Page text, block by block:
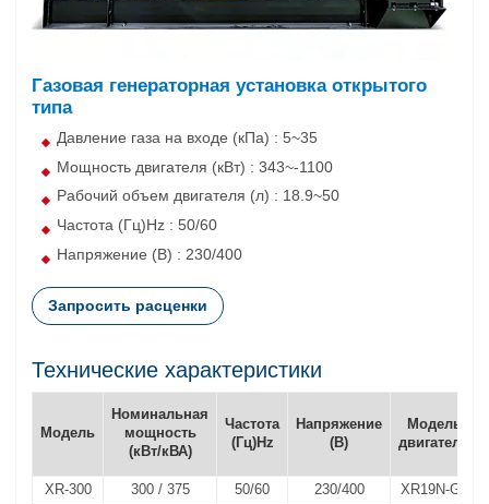
Газовая генераторная установка открытого
типа
Давление газа на входе (кПа) : 5~35
Мощность двигателя (кВт) : 343~-1100
Рабочий объем двигателя (л) : 18.9~50
Частота (Гц)Hz : 50/60
Напряжение (В) : 230/400
Запросить расценки
Технические характеристики
Модель
Номинальная
мощность
(кВт/кВА)
Частота
(Гц)Hz
Напряжение
(В)
Модель
двигателя
XR-300 300 / 375 50/60 230/400
XR19N-G1